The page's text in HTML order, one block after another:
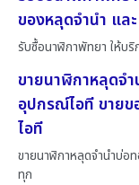
ของหลุดจำนำ แล
รับซื้อนาฬิกาพัทยา ให้บ
ขายนาฬิกาหลุดจ
อุปกรณ์ไอที ขาย
ไอที
ขายนาฬิกาหลุดจำนำบ่อ
ทุก